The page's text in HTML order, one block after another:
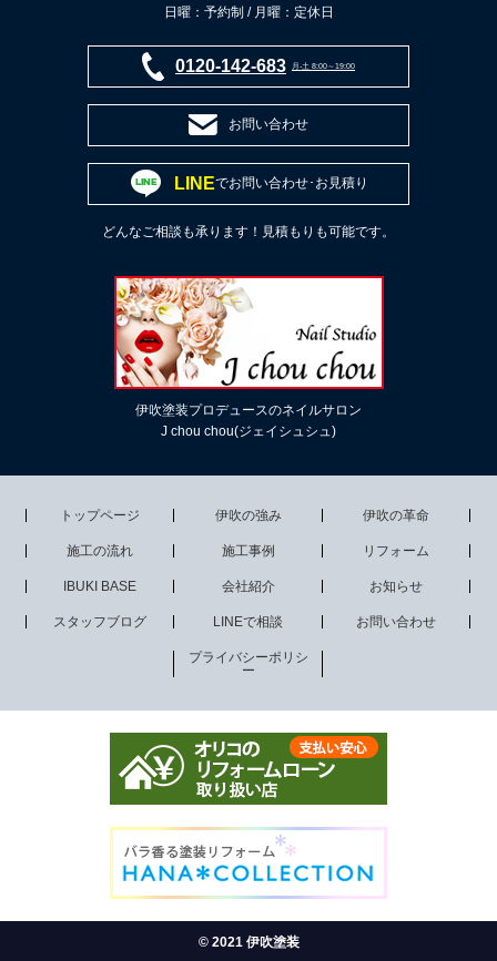
日曜：予約制 / 月曜：定休日
0120-142-683 月-土 8:00～19:00
お問い合わせ
LINEでお問い合わせ･お見積り
どんなご相談も承ります！見積もりも可能です。
伊吹塗装プロデュースのネイルサロン
J chou chou(ジェイシュシュ)
トップページ 伊吹の強み 伊吹の革命
施工の流れ 施工事例 リフォーム
IBUKI BASE 会社紹介 お知らせ
スタッフブログ LINEで相談 お問い合わせ
プライバシーポリシ
ー
© 2021 伊吹塗装